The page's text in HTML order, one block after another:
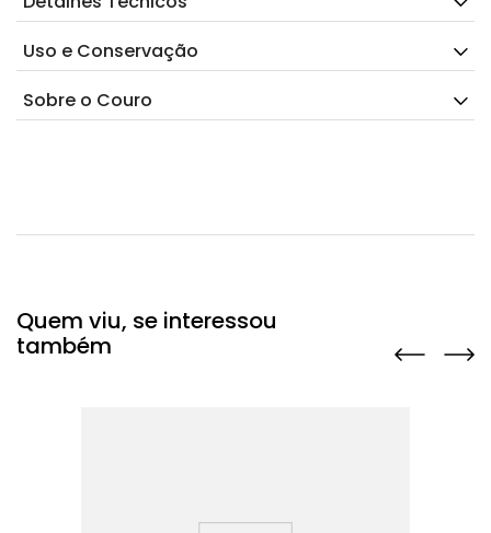
Uso e Conservação
Sobre o Couro
Quem viu, se interessou
também